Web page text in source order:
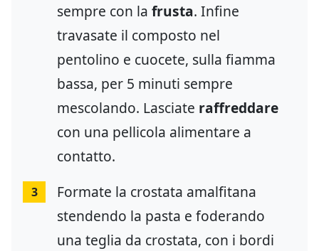
sempre con la frusta. Infine
travasate il composto nel
pentolino e cuocete, sulla fiamma
bassa, per 5 minuti sempre
mescolando. Lasciate raffreddare
con una pellicola alimentare a
contatto.
3
Formate la crostata amalfitana
stendendo la pasta e foderando
una teglia da crostata, con i bordi